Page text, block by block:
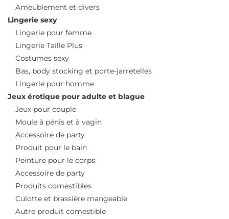
Ameublement et divers
Lingerie sexy
Lingerie pour femme
Lingerie Taille Plus
Costumes sexy
Bas, body stocking et porte-jarretelles
Lingerie pour homme
Jeux érotique pour adulte et blague
Jeux pour couple
Moule à pénis et à vagin
Accessoire de party
Produit pour le bain
Peinture pour le corps
Accessoire de party
Produits comestibles
Culotte et brassière mangeable
Autre produit comestible